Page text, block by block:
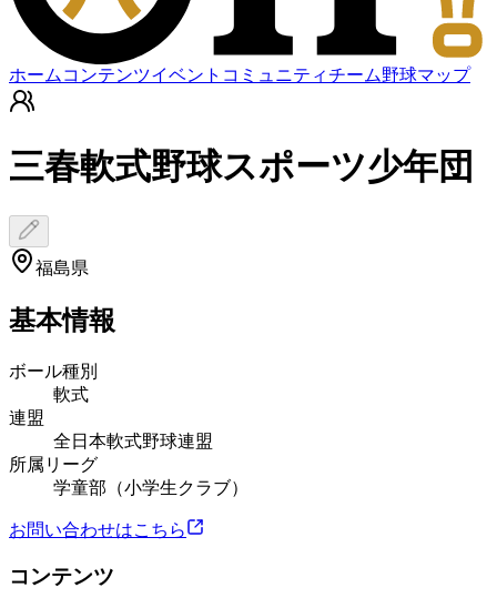
ホーム コンテンツイベント コミュニティチーム野球マップ
三春軟式野球スポーツ少年団
福島県
基本情報
ボール種別
軟式
連盟
全日本軟式野球連盟
所属リーグ
学童部（小学生クラブ）
お問い合わせはこちら
コンテンツ